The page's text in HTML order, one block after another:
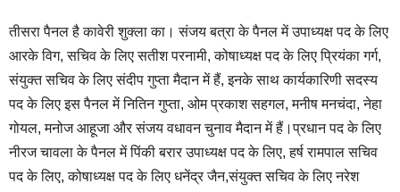
तीसरा पैनल है कावेरी शुक्ला का। संजय बत्रा के पैनल में उपाध्यक्ष पद के लिए
आरके विग, सचिव के लिए सतीश परनामी, कोषाध्यक्ष पद के लिए प्रियंका गर्ग,
संयुक्त सचिव के लिए संदीप गुप्ता मैदान में हैं, इनके साथ कार्यकारिणी सदस्य‌
पद के लिए इस पैनल में नितिन गुप्ता, ओम प्रकाश सहगल, मनीष मनचंदा, नेहा
गोयल, मनोज आहूजा और संजय वधावन चुनाव मैदान में हैं।प्रधान पद के लिए
नीरज चावला के पैनल में पिंकी बरार उपाध्यक्ष पद के लिए, हर्ष रामपाल सचिव
पद के लिए, कोषाध्यक्ष पद के लिए धनेंद्र जैन,‌संयुक्त सचिव के लिए नरेश